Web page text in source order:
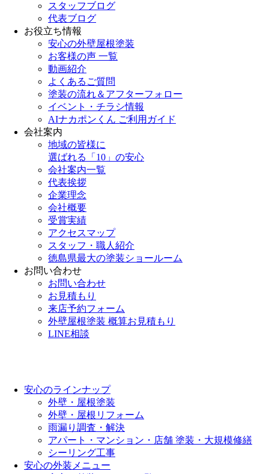
スタッフブログ
代表ブログ
お役立ち情報
安心の外壁屋根塗装
お客様の声 一覧
動画紹介
よくあるご質問
塗装の流れ＆アフターフォロー
イベント・チラシ情報
AIナカポンくん ご利用ガイド
会社案内
地域の皆様に
選ばれる「10」の安心
会社案内一覧
代表挨拶
企業理念
会社概要
受賞実績
アクセスマップ
スタッフ・職人紹介
徳島県最大の塗装ショールーム
お問い合わせ
お問い合わせ
お見積もり
来店予約フォーム
外壁屋根塗装 概算お見積もり
LINE相談
安心のラインナップ
外壁・屋根塗装
外壁・屋根リフォーム
雨漏り調査・解決
アパート・マンション・店舗 塗装・大規模修繕
シーリング工事
安心の外装メニュー